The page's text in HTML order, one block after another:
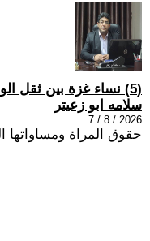
(5) نساء غزة بين ثقل الواقع وضرورة التعافي
سلامه ابو زعيتر
2026 / 8 / 7
حقوق المراة ومساواتها